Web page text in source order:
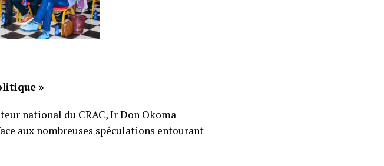
»
national du CRAC, Ir Don Okoma
aux nombreuses spéculations entourant